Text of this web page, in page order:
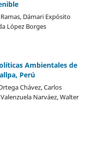
Dámari Expósito
López Borges
Ambientales de
Perú
Chávez, Carlos
Narváez, Walter